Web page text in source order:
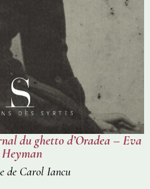
du ghetto d’Oradea – Eva
Heyman
de Carol Iancu